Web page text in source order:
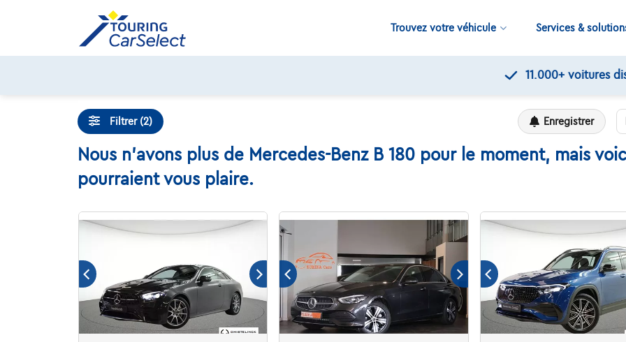
Trouvez votre véhicule Services &
voitures disponibles
Filtrer (2) Enregistrer
Nous n'avons plus de Mercedes-Benz B 180 pour le moment, mais
pourraient vous plaire.